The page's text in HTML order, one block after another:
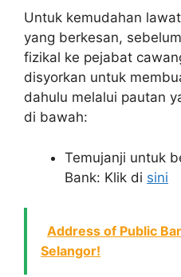
Untuk kemudahan
yang berkesan,
fizikal ke pejabat
disyorkan untuk
dahulu melalui pautan
di bawah:
Temujanji untuk
Bank: Klik di sini
Address of Public
Selangor!